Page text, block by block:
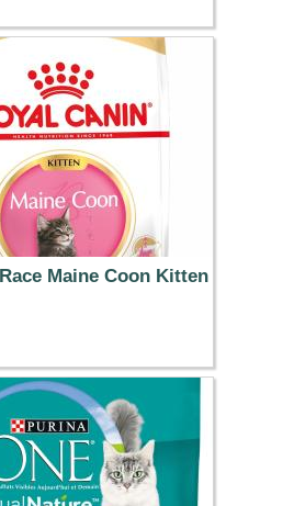
21.99 €
Maine Coon Kitten
73.99 €